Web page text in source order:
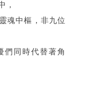
，
魂中樞，非九位
們同時代替著角